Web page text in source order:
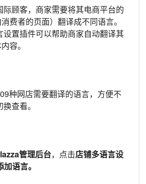
际顾客，商家需要将其电商平台的
费者的页面）翻译成不同语言。
设置插件可以帮助商家自动翻译其
容。
种网店需要翻译的语言，方便不
查看。
管理后台，点击店铺多语言设
加语言。